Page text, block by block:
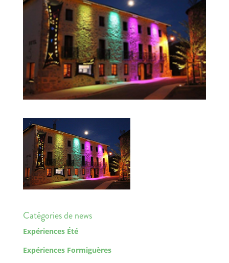
Catégories de news
Expériences Été
Expériences Formiguères